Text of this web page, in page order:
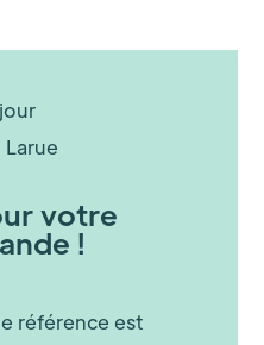
Larue
votre
!
référence est